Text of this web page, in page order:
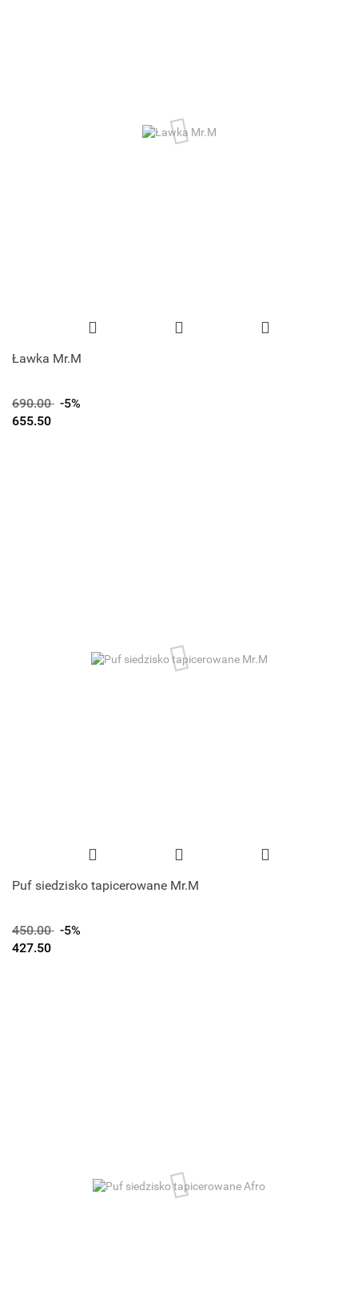
Ławka Mr.M
690.00 -5%
655.50
Puf siedzisko tapicerowane Mr.M
450.00 -5%
427.50